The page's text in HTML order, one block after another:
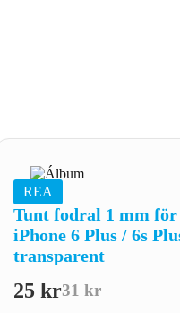
REA
Tunt fodral 1 mm för
iPhone 6 Plus / 6s
transparent
31kr
Det
25 krDet